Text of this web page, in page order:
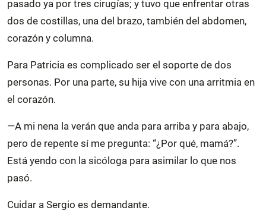
pasado ya por tres cirugías; y tuvo que enfrentar otras
dos de costillas, una del brazo, también del abdomen,
corazón y columna.
Para Patricia es complicado ser el soporte de dos
personas. Por una parte, su hija vive con una arritmia en
el corazón.
—A mi nena la verán que anda para arriba y para abajo,
pero de repente sí me pregunta: “¿Por qué, mamá?”.
Está yendo con la sicóloga para asimilar lo que nos
pasó.
Cuidar a Sergio es demandante.